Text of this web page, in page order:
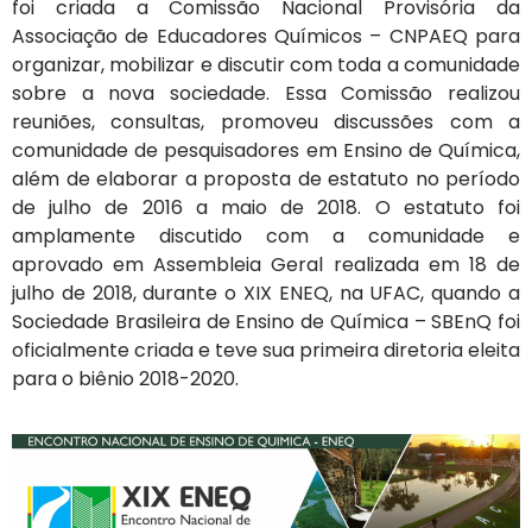
foi criada a Comissão Nacional Provisória da
Associação de Educadores Químicos – CNPAEQ para
organizar, mobilizar e discutir com toda a comunidade
sobre a nova sociedade. Essa Comissão realizou
reuniões, consultas, promoveu discussões com a
comunidade de pesquisadores em Ensino de Química,
além de elaborar a proposta de estatuto no período
de julho de 2016 a maio de 2018. O estatuto foi
amplamente discutido com a comunidade e
aprovado em Assembleia Geral realizada em 18 de
julho de 2018, durante o XIX ENEQ, na UFAC, quando a
Sociedade Brasileira de Ensino de Química – SBEnQ foi
oficialmente criada e teve sua primeira diretoria eleita
para o biênio 2018-2020.